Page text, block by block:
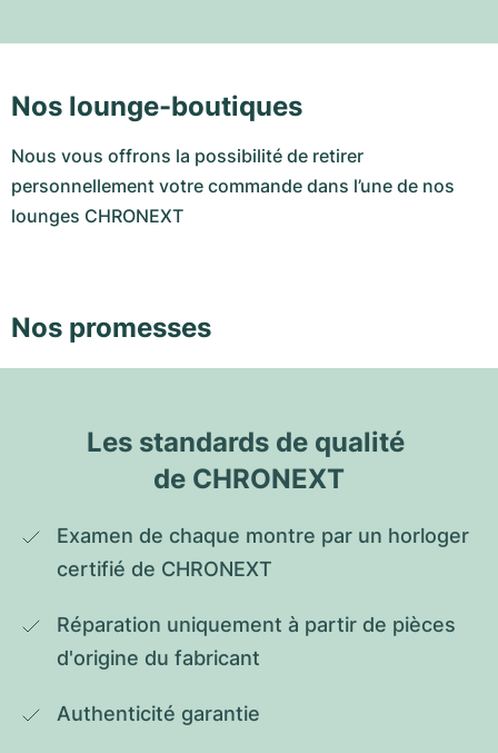
Nos lounge-boutiques
Nous vous offrons la possibilité de retirer
personnellement votre commande dans l’une de nos
lounges CHRONEXT
Nos promesses
Les standards de qualité
de CHRONEXT
Examen de chaque montre par un horloger
certifié de CHRONEXT
Réparation uniquement à partir de pièces
d'origine du fabricant
Authenticité garantie